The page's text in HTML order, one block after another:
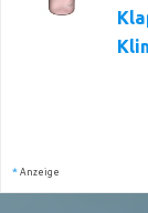
* Anzeige